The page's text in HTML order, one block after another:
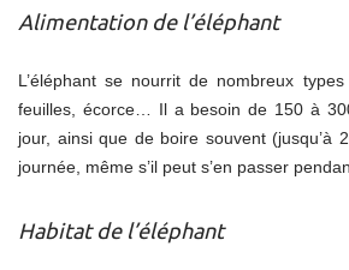
Alimentation de l’éléphant
L’éléphant se nourrit de nombreux
feuilles, écorce… Il a besoin de 150 à
jour, ainsi que de boire souvent (jusqu’à
journée, même s’il peut s’en passer
Habitat de l’éléphant